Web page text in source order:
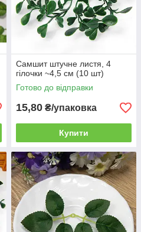
Самшит штучне листя, 4
гілочки ~4,5 см (10 шт)
Готово до відправки
15,80 ₴/упаковка
Купити